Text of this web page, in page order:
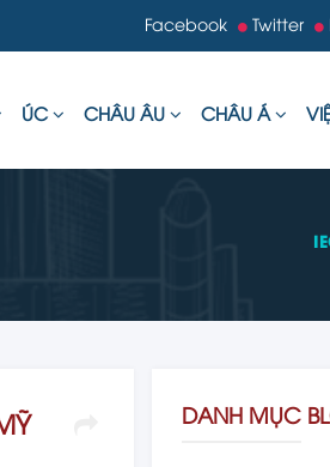
Facebook Twitter
ÚC CHÂU ÂU CHÂU Á
DANH MỤC